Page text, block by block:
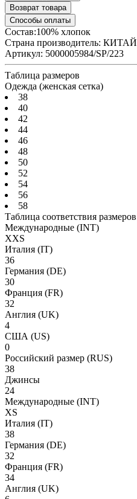
Возврат товара
Способы оплаты
Состав:100% хлопок
Страна производитель: КИТАЙ
Артикул: 5000005984/SP/223
Таблица размеров
Одежда (женская сетка)
38
40
42
44
46
48
50
52
54
56
58
Таблица соответствия размеров
Международные (INT)
XXS
Италия (IT)
36
Германия (DE)
30
Франция (FR)
32
Англия (UK)
4
США (US)
0
Российский размер (RUS)
38
Джинсы
24
Международные (INT)
XS
Италия (IT)
38
Германия (DE)
32
Франция (FR)
34
Англия (UK)